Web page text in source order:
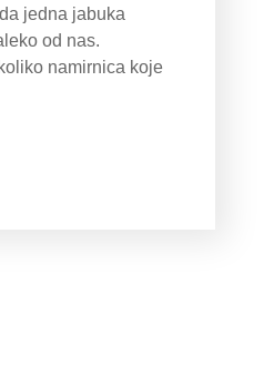
jedna jabuka
od nas.
namirnica koje